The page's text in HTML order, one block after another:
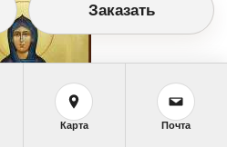
Заказать
Карта Почта